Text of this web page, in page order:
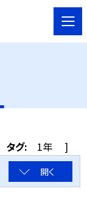
タグ: 1年 ]
開く